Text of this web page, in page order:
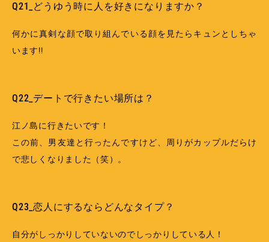
Q21_どうゆう時に人を好きになりますか？
何かに真剣な顔で取り組んでいる顔を見たらキュンとしちゃ
います!!
Q22_デートで行きたい場所は？
江ノ島に行きたいです！
この前、男友達と行ったんですけど、周りがカップルだらけ
で悲しくなりました（笑）。
Q23_恋人にするならどんなタイプ？
自分がしっかりしていないのでしっかりしている人！